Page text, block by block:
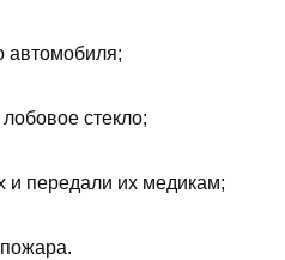
автомобиля;
стекло;
и передали их медикам;